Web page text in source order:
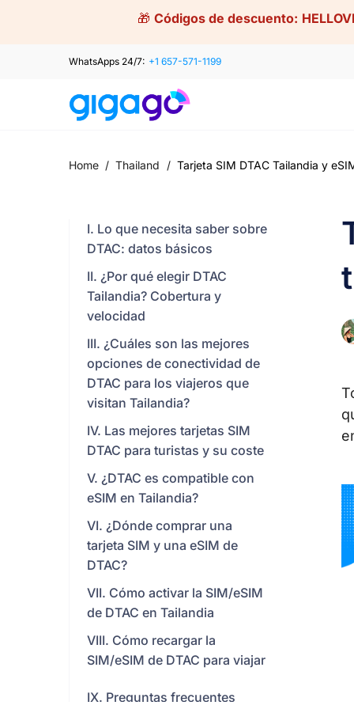
🎁 Códigos de descuento:
WhatsApps 24/7: +1 657-571-1199
Home / Thailand / Tarjeta SIM DTAC Tailandia y
I. Lo que necesita saber sobre
DTAC: datos básicos
II. ¿Por qué elegir DTAC
Tailandia? Cobertura y
velocidad
III. ¿Cuáles son las mejores
opciones de conectividad de
DTAC para los viajeros que
visitan Tailandia?
IV. Las mejores tarjetas SIM
DTAC para turistas y su coste
V. ¿DTAC es compatible con
eSIM en Tailandia?
VI. ¿Dónde comprar una
tarjeta SIM y una eSIM de
DTAC?
VII. Cómo activar la SIM/eSIM
de DTAC en Tailandia
VIII. Cómo recargar la
SIM/eSIM de DTAC para viajar
IX. Preguntas frecuentes